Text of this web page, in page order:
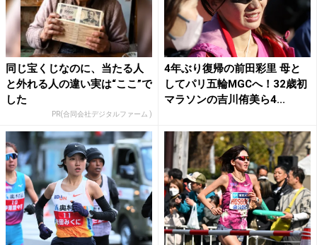
同じ宝くじなのに、当たる人
と外れる人の違い実は“ここ”で
した
PR(合同会社デジタルファーム )
4年ぶり復帰の前田彩里 母と
してパリ五輪MGCへ！32歳初
マラソンの吉川侑美ら4...